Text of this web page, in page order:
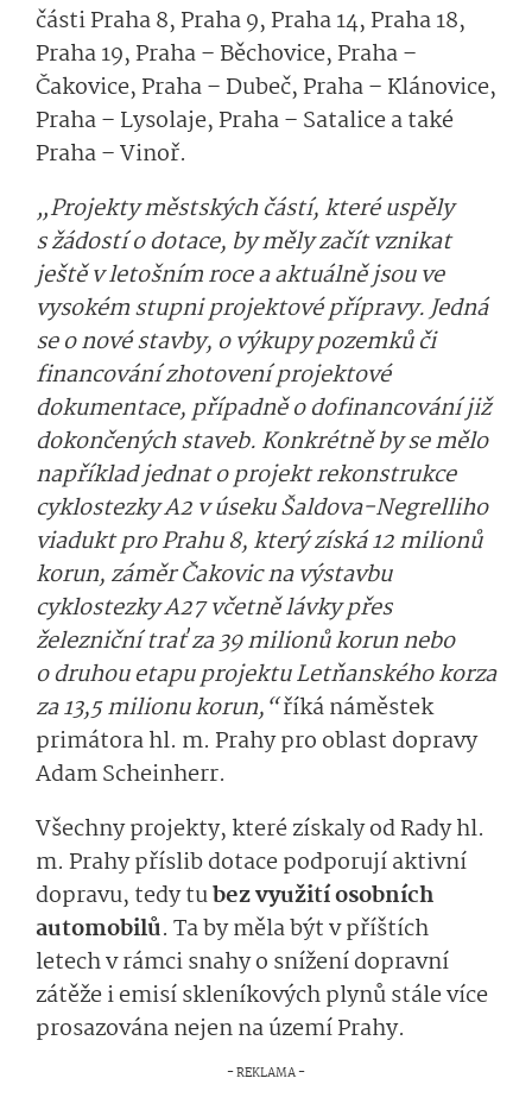
části Praha 8, Praha 9, Praha 14, Praha 18,
Praha 19, Praha – Běchovice, Praha –
Čakovice, Praha – Dubeč, Praha – Klánovice,
Praha – Lysolaje, Praha – Satalice a také
Praha – Vinoř.
„Projekty městských částí, které uspěly
s žádostí o dotace, by měly začít vznikat
ještě v letošním roce a aktuálně jsou ve
vysokém stupni projektové přípravy. Jedná
se o nové stavby, o výkupy pozemků či
financování zhotovení projektové
dokumentace, případně o dofinancování již
dokončených staveb. Konkrétně by se mělo
například jednat o projekt rekonstrukce
cyklostezky A2 v úseku Šaldova-Negrelliho
viadukt pro Prahu 8, který získá 12 milionů
korun, záměr Čakovic na výstavbu
cyklostezky A27 včetně lávky přes
železniční trať za 39 milionů korun nebo
o druhou etapu projektu Letňanského korza
za 13,5 milionu korun,“říká náměstek
primátora hl. m. Prahy pro oblast dopravy
Adam Scheinherr.
Všechny projekty, které získaly od Rady hl.
m. Prahy příslib dotace podporují aktivní
dopravu, tedy tubez využití osobních
automobilů. Ta by měla být v příštích
letech v rámci snahy o snížení dopravní
zátěže i emisí skleníkových plynů stále více
prosazována nejen na území Prahy.